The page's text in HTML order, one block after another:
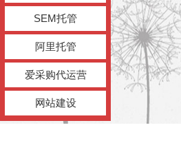
SEM托管
阿里托管
爱采购代运营
网站建设